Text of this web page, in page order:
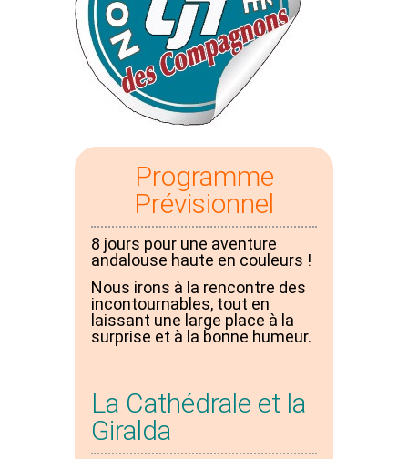
Programme
Prévisionnel
8 jours pour une aventure
andalouse haute en couleurs !
Nous irons à la rencontre des
incontournables, tout en
laissant une large place à la
surprise et à la bonne humeur.
La Cathédrale et la
Giralda